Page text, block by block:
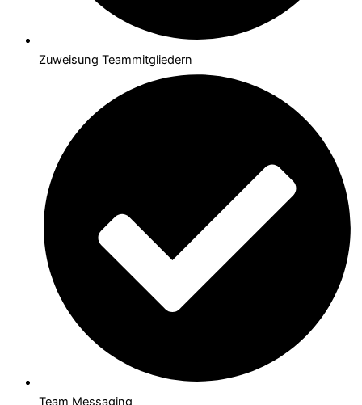
Zuweisung Teammitgliedern
Team Messaging